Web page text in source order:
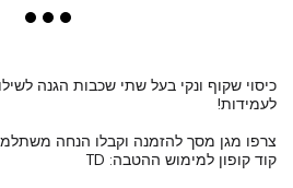
כיסוי שקוף ונקי בעל שתי שכבות הגנה
קוד קופון למימוש ההטבה: TD